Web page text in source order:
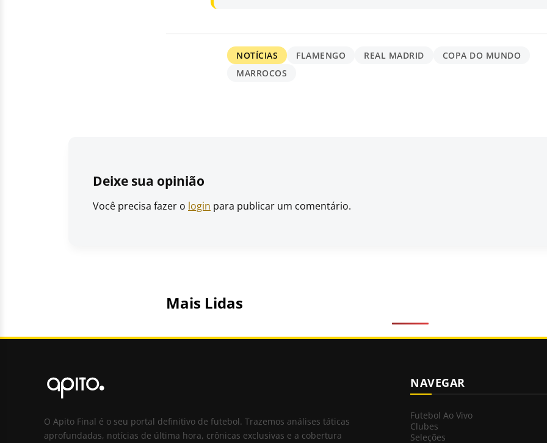
NOTÍCIAS FLAMENGO REAL MADRID
COPA DO MUNDO
MARROCOS
Deixe sua opinião
Você precisa fazer o login para publicar um comentário.
Mais Lidas
O Apito Final é o seu portal definitivo de futebol. Trazemos análises táticas
aprofundadas, notícias de última hora, crônicas exclusivas e a cobertura
NAVEGAR
Futebol Ao Vivo
Clubes
Seleções